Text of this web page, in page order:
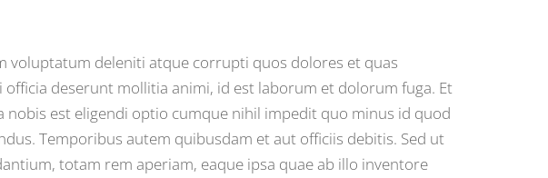
voluptatum deleniti atque corrupti quos dolores et quas
deserunt mollitia animi, id est laborum et dolorum fuga. Et
est eligendi optio cumque nihil impedit quo minus id quod
Temporibus autem quibusdam et aut officiis debitis. Sed ut
totam rem aperiam, eaque ipsa quae ab illo inventore